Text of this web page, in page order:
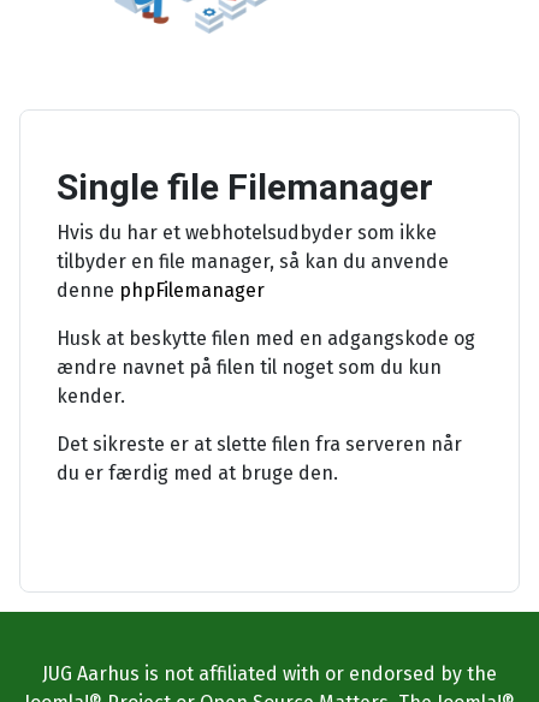
Single file Filemanager
Hvis du har et webhotelsudbyder som ikke
tilbyder en file manager, så kan du anvende
denne phpFilemanager
Husk at beskytte filen med en adgangskode og
ændre navnet på filen til noget som du kun
kender.
Det sikreste er at slette filen fra serveren når
du er færdig med at bruge den.
JUG Aarhus is not affiliated with or endorsed by the